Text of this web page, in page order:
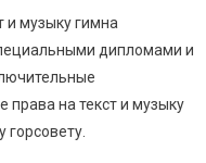
и музыку гимна
дипломами и
на текст и музыку